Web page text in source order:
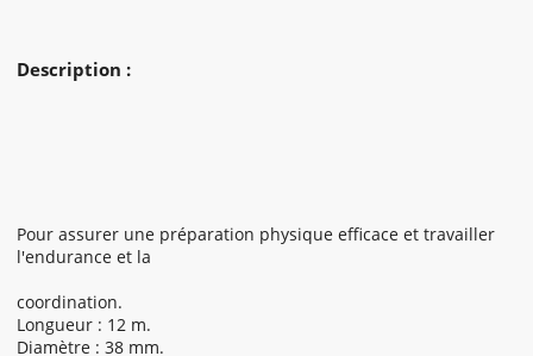
Description :
Pour assurer une préparation physique efficace et travailler
l'endurance et la
coordination.
Longueur : 12 m.
Diamètre : 38 mm.